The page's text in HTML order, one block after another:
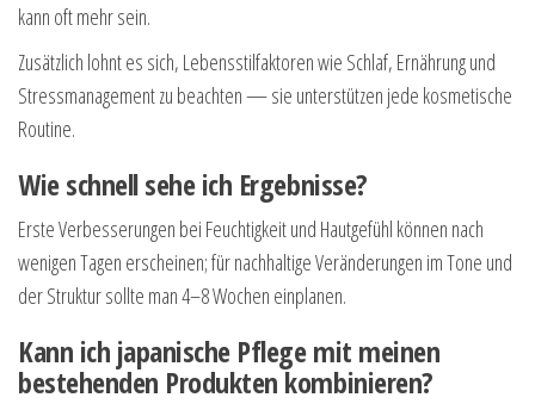
kann oft mehr sein.
Zusätzlich lohnt es sich, Lebensstilfaktoren wie Schlaf, Ernährung und
Stressmanagement zu beachten — sie unterstützen jede kosmetische
Routine.
Wie schnell sehe ich Ergebnisse?
Erste Verbesserungen bei Feuchtigkeit und Hautgefühl können nach
wenigen Tagen erscheinen; für nachhaltige Veränderungen im Tone und
der Struktur sollte man 4–8 Wochen einplanen.
Kann ich japanische Pflege mit meinen
bestehenden Produkten kombinieren?